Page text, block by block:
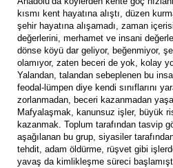
kısmı kent hayatına alıştı, düzen
şehir hayatına alışamadı, zaman
değerlerini, merhamet ve insani
dönse köyü dar geliyor, beğenmiyor,
olamıyor, zaten beceri de yok, kolay
Yalandan, talandan sebeplenen bu
feodal-lümpen diye kendi sınıflarını
zorlanmadan, beceri kazanmadan
Mafyalaşmak, kanunsuz işler, büyük
kazanmak. Toplum tarafından tasvip
aşağılanan bu grup, siyasiler
tehdit, adam öldürme, rüşvet gibi
yavaş da kimlikleşme süreci